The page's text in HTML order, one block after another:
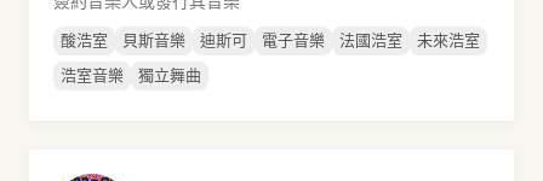
酸浩室 貝斯音樂 迪斯可 電子音樂 法國浩室
未來浩室
浩室音樂
獨立舞曲